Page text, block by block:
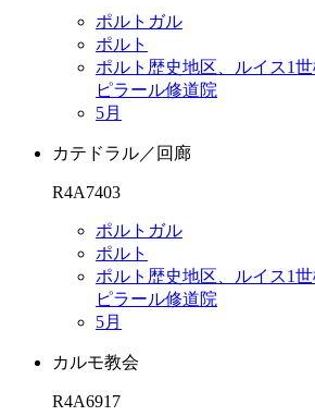
ポルトガル
ポルト
ポルト歴史地区、ルイス1
ピラール修道院
5月
カテドラル／回廊
R4A7403
ポルトガル
ポルト
ポルト歴史地区、ルイス1
ピラール修道院
5月
カルモ教会
R4A6917